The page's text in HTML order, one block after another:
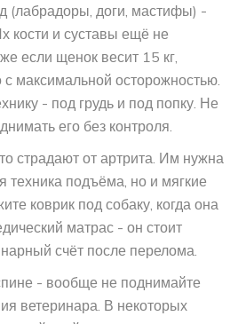
(лабрадоры, доги, мастифы) -
кости и суставы ещё не
если щенок весит 15 кг,
максимальной осторожностью.
- под грудь и под попку. Не
его без контроля.
страдают от артрита. Им нужна
техника подъёма, но и мягкие
коврик под собаку, когда она
матрас - он стоит
счёт после перелома.
- вообще не поднимайте
ветеринара. В некоторых